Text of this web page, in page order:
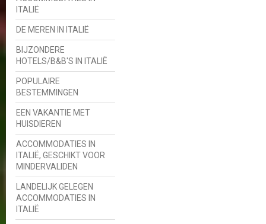
ITALIË
DE MEREN IN ITALIË
BIJZONDERE
HOTELS/B&B'S IN ITALIË
POPULAIRE
BESTEMMINGEN
EEN VAKANTIE MET
HUISDIEREN
ACCOMMODATIES IN
ITALIË, GESCHIKT VOOR
MINDERVALIDEN
LANDELIJK GELEGEN
ACCOMMODATIES IN
ITALIË